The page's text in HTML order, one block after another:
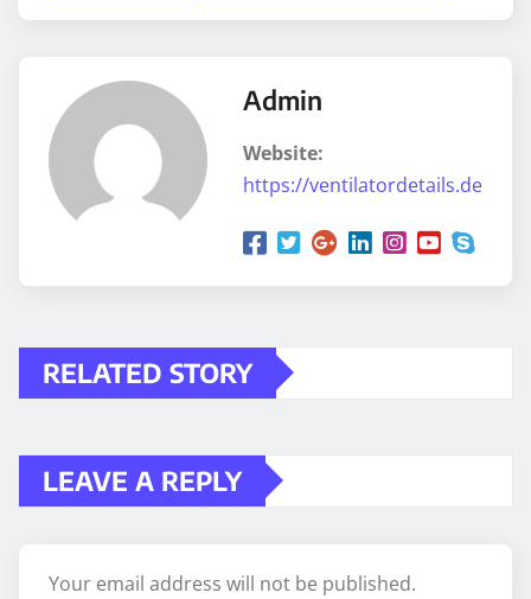
Admin
Website:
https://ventilatordetails.de
RELATED STORY
LEAVE A REPLY
Your email address will not be published.